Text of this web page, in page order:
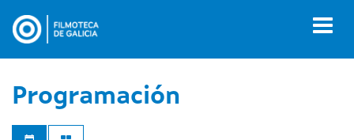
contenido
Programación